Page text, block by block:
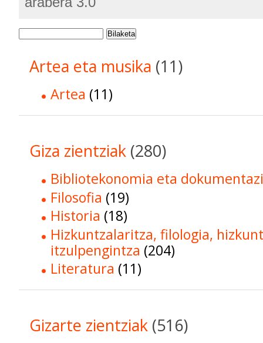
Bilaketa
Artea eta musika (11)
Artea (11)
Giza zientziak (280)
Bibliotekonomia eta
Filosofia (19)
Historia (18)
Hizkuntzalaritza, filologia,
itzulpengintza (204)
Literatura (11)
Gizarte zientziak (516)